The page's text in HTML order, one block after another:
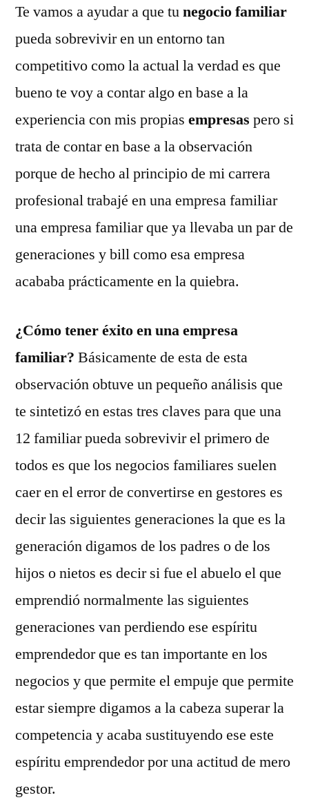
Te vamos a ayudar a que tunegocio familiar
pueda sobrevivir en un entorno tan
competitivo como la actual la verdad es que
bueno te voy a contar algo en base a la
experiencia con mis propias empresas pero si
trata de contar en base a la observación
porque de hecho al principio de mi carrera
profesional trabajé en una empresa familiar
una empresa familiar que ya llevaba un par de
generaciones y bill como esa empresa
acababa prácticamente en la quiebra.
¿Cómo tener éxito en una empresa
familiar? Básicamente de esta de esta
observación obtuve un pequeño análisis que
te sintetizó en estas tres claves para que una
12 familiar pueda sobrevivir el primero de
todos es que los negocios familiares suelen
caer en el error de convertirse en gestores es
decir las siguientes generaciones la que es la
generación digamos de los padres o de los
hijos o nietos es decir si fue el abuelo el que
emprendió normalmente las siguientes
generaciones van perdiendo ese espíritu
emprendedor que es tan importante en los
negocios y que permite el empuje que permite
estar siempre digamos a la cabeza superar la
competencia y acaba sustituyendo ese este
espíritu emprendedor por una actitud de mero
gestor.